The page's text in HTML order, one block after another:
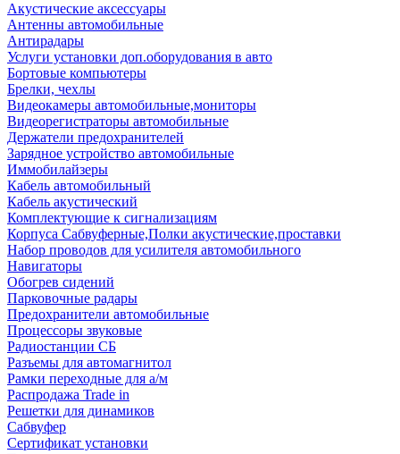
Акустические аксессуары
Антенны автомобильные
Антирадары
Услуги установки доп.оборудования в авто
Бортовые компьютеры
Брелки, чехлы
Видеокамеры автомобильные,мониторы
Видеорегистраторы автомобильные
Держатели предохранителей
Зарядное устройство автомобильные
Иммобилайзеры
Кабель автомобильный
Кабель акустический
Комплектующие к сигнализациям
Корпуса Сабвуферные,Полки акустические,проставки
Набор проводов для усилителя автомобильного
Навигаторы
Обогрев сидений
Парковочные радары
Предохранители автомобильные
Процессоры звуковые
Радиостанции СБ
Разъемы для автомагнитол
Рамки переходные для а/м
Распродажа Trade in
Решетки для динамиков
Сабвуфер
Сертификат установки